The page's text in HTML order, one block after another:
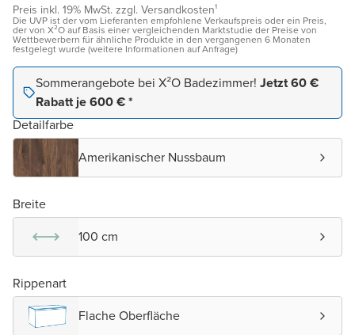
Preis inkl. 19% MwSt. zzgl. Versandkosten¹
Die UVP ist der vom Lieferanten empfohlene Verkaufspreis oder ein Preis,
der von X²O auf Basis einer vergleichenden Marktstudie der Preise von
Wettbewerbern für ähnliche Produkte in den vergangenen 6 Monaten
festgelegt wurde (weitere Informationen auf Anfrage)
Sommerangebote bei X²O Badezimmer! Jetzt 60 €
Rabatt je 600 € *
Detailfarbe
Amerikanischer Nussbaum
Breite
100 cm
Rippenart
Flache Oberfläche